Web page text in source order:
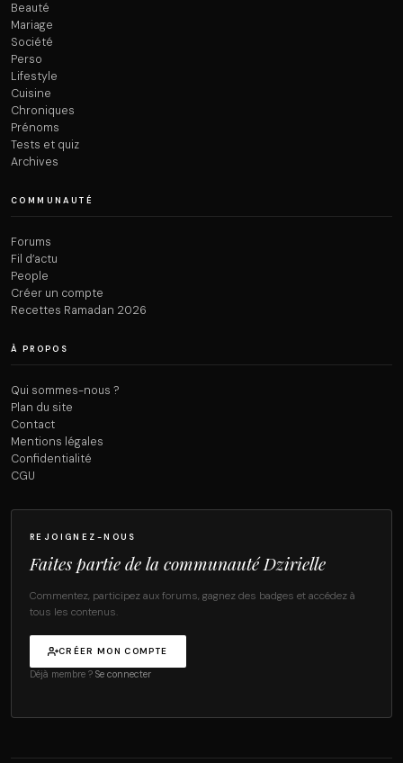
Beauté
Mariage
Société
Perso
Lifestyle
Cuisine
Chroniques
Prénoms
Tests et quiz
Archives
COMMUNAUTÉ
Forums
Fil d’actu
People
Créer un compte
Recettes Ramadan 2026
À PROPOS
Qui sommes-nous ?
Plan du site
Contact
Mentions légales
Confidentialité
CGU
REJOIGNEZ-NOUS
Faites partie de la communauté Dzirielle
Commentez, participez aux forums, gagnez des badges et accédez à
tous les contenus.
CRÉER MON COMPTE
Déjà membre ? Se connecter